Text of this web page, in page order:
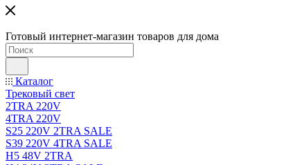
Готовый интернет-магазин товаров для дома
Каталог
Трековый свет
2TRA 220V
4TRA 220V
S25 220V 2TRA SALE
S39 220V 4TRA SALE
H5 48V 2TRA